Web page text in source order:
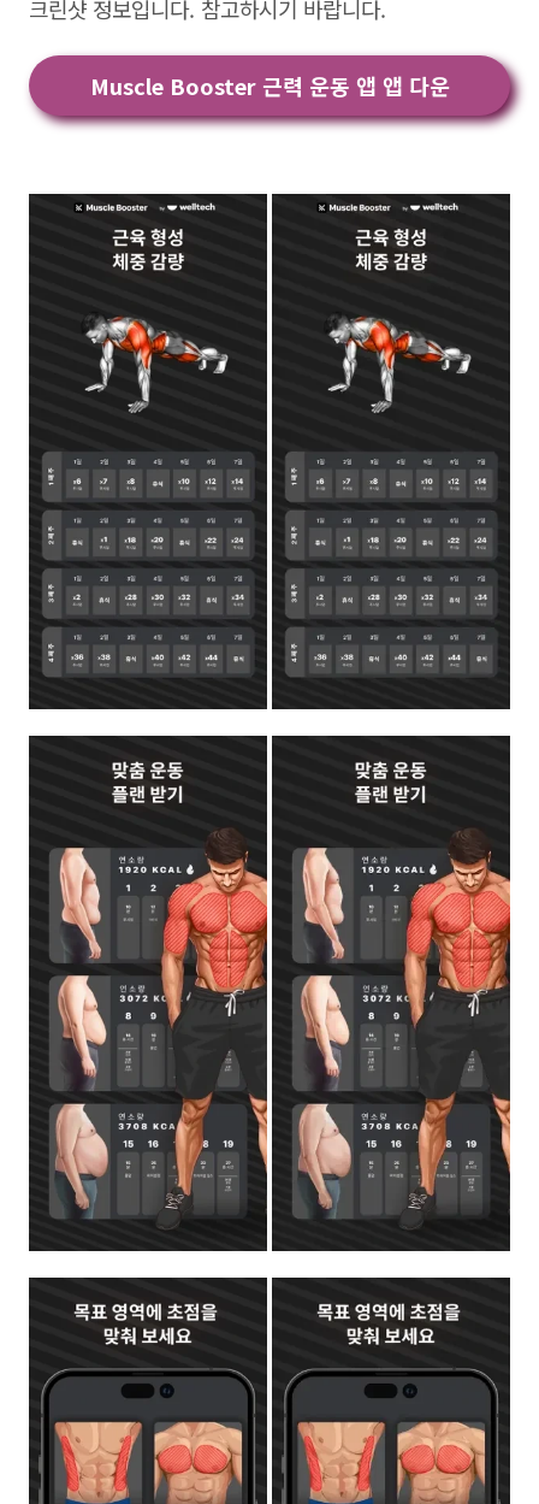
크린샷 정보입니다. 참고하시기 바랍니다.
Muscle Booster 근력 운동 앱 앱 다운